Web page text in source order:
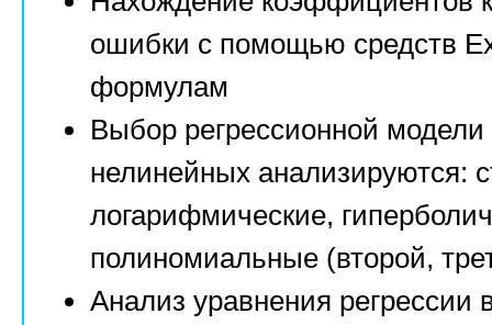
ошибки c помощью средств
формулам
Выбор регрессионной
нелинейных анализируются:
логарифмические,
полиномиальные (второй,
Анализ уравнения